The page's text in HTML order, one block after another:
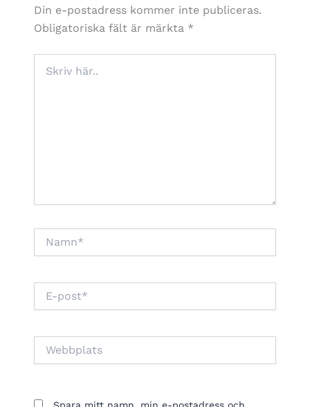
Din e-postadress kommer inte publiceras.
Obligatoriska fält är märkta *
här..
post*
Spara mitt namn, min e-postadress och